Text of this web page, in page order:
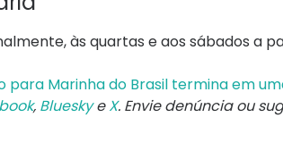
às quartas e aos sábados a
para Marinha do Brasil termina em
, BlueskyeX. Envie denúncia ou